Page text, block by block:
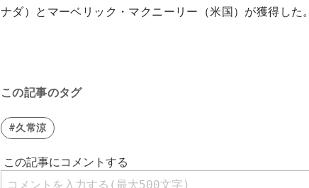
ナダ）とマーベリック・マクニーリー（米国）が獲得した。
この記事のタグ
#久常涼